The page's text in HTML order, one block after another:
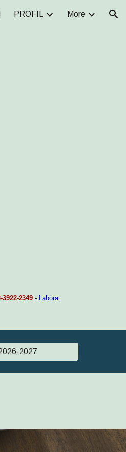
PROFIL More
3922-2349 - Labora
2027